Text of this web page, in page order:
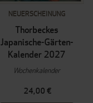
NEUERSCHEINUNG
Thorbeckes
Japanische-Gärten-
Kalender 2027
Wochenkalender
24,00 €